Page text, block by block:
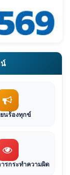
ยนร้องทุกข์
ารกระทำความผิด